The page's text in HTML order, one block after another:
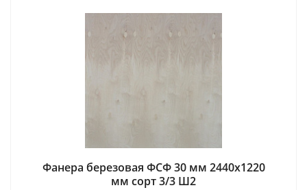
Фанера березовая ФСФ 30 мм 2440x1220
мм сорт 3/3 Ш2